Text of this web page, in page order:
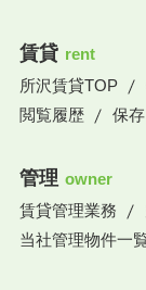
賃貸 rent
所沢賃貸TOP
閲覧履歴
保
管理 owner
賃貸管理業務
当社管理物件一